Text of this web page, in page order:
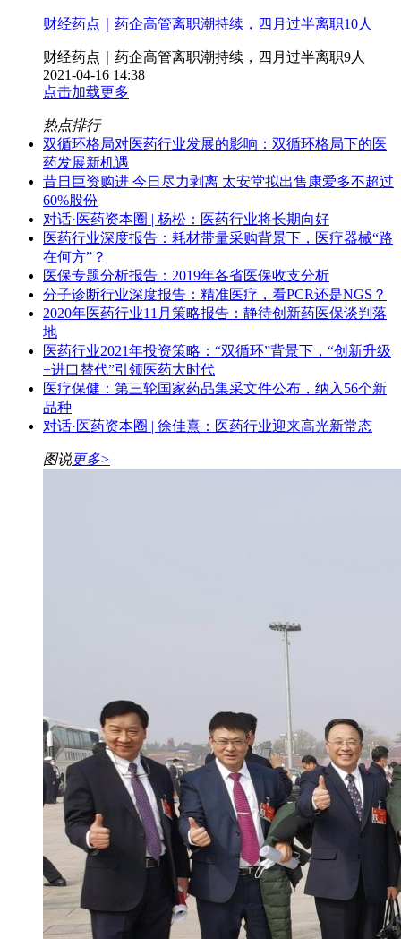
财经药点｜药企高管离职潮持续，四月过半离职10人
财经药点｜药企高管离职潮持续，四月过半离职9人
2021-04-16 14:38
点击加载更多
热点排行
双循环格局对医药行业发展的影响：双循环格局下的医
药发展新机遇
昔日巨资购进 今日尽力剥离 太安堂拟出售康爱多不超过
60%股份
对话·医药资本圈 | 杨松：医药行业将长期向好
医药行业深度报告：耗材带量采购背景下，医疗器械“路
在何方”？
医保专题分析报告：2019年各省医保收支分析
分子诊断行业深度报告：精准医疗，看PCR还是NGS？
2020年医药行业11月策略报告：静待创新药医保谈判落
地
医药行业2021年投资策略：“双循环”背景下，“创新升级
+进口替代”引领医药大时代
医疗保健：第三轮国家药品集采文件公布，纳入56个新
品种
对话·医药资本圈 | 徐佳熹：医药行业迎来高光新常态
图说更多>